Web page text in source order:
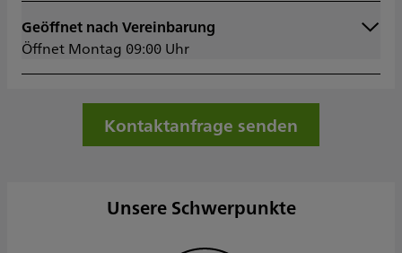
Geöffnet nach Vereinbarung
Öffnet Montag 09:00 Uhr
Montag
Dienstag
09:00 - 13:00
15:00 - 17:00
09:00 - 13:00
Geschlossen
Kontaktanfrage senden
Unsere Schwerpunkte